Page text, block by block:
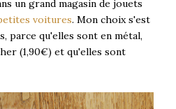
un grand magasin de jouets
voitures. Mon choix s'est
parce qu'elles sont en métal,
(1,90€) et qu'elles sont